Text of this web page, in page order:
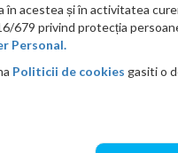
în acestea și în activitatea
679 privind protecția
Personal.
Politicii de cookies gasiti o